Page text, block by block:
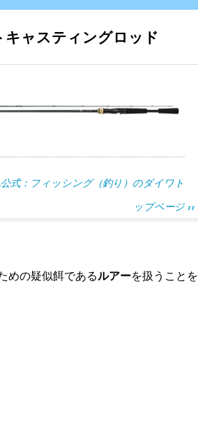
キャスティングロッド
公式：フィッシング（釣り）のダイワト
ップページ
めの疑似餌であるルアーを扱うことを